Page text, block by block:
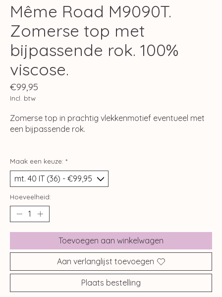
Même Road M9090T.
Zomerse top met
bijpassende rok. 100%
viscose.
€99,95
Incl. btw
Zomerse top in prachtig vlekkenmotief eventueel met
een bijpassende rok.
Maak een keuze: *
Hoeveelheid:
Toevoegen aan winkelwagen
Aan verlanglijst toevoegen
Plaats bestelling